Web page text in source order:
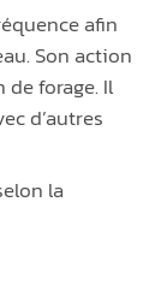
afin
Son action
de forage. Il
d’autres
la